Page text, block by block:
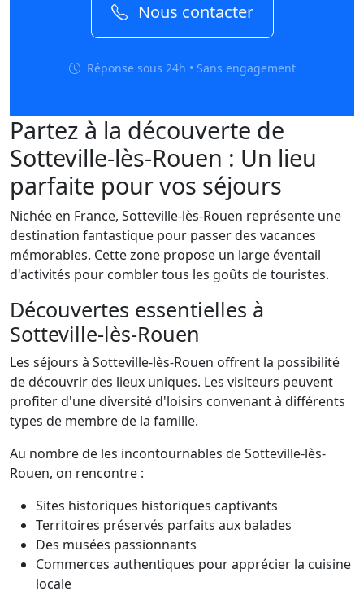
Nous contacter
Réponse sous 24h • Sans engagement
Partez à la découverte de
Sotteville-lès-Rouen : Un lieu
parfaite pour vos séjours
Nichée en France, Sotteville-lès-Rouen représente une
destination fantastique pour passer des vacances
mémorables. Cette zone propose un large éventail
d'activités pour combler tous les goûts de touristes.
Découvertes essentielles à
Sotteville-lès-Rouen
Les séjours à Sotteville-lès-Rouen offrent la possibilité
de découvrir des lieux uniques. Les visiteurs peuvent
profiter d'une diversité d'loisirs convenant à différents
types de membre de la famille.
Au nombre de les incontournables de Sotteville-lès-
Rouen, on rencontre :
Sites historiques historiques captivants
Territoires préservés parfaits aux balades
Des musées passionnants
Commerces authentiques pour apprécier la cuisine
locale